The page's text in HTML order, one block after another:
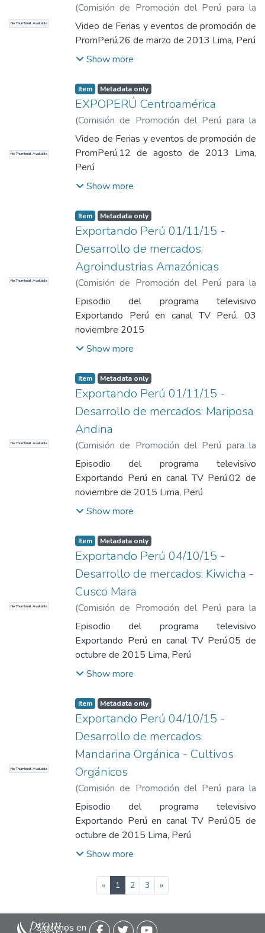
No Thumbnail Available
(Comisión de Promoción del Perú para la
Exportación y el Turismo, 2013-03-26)
Comisión de Promoción del Perú para la
Video de Ferias y eventos de promoción de
PromPerú.26 de marzo de 2013 Lima, Perú
Show more
No Thumbnail Available
Item Metadata only
EXPOPERÚ Centroamérica
(Comisión de Promoción del Perú para la
Exportación y el Turismo, 2013-11-12)
Comisión de Promoción del Perú para la
Exportación y el Turismo
Video de Ferias y eventos de promoción de
PromPerú.12 de agosto de 2013 Lima,
Perú
Show more
No Thumbnail Available
Item Metadata only
Exportando Perú 01/11/15 -
Desarrollo de mercados:
Agroindustrias Amazónicas
(Comisión de Promoción del Perú para la
Exportación y el Turismo,2015-11-03)
Comisión de Promoción del Perú para la
Exportación y el Turismo
Episodio del programa televisivo
Exportando Perú en canal TV Perú. 03
noviembre 2015
Show more
No Thumbnail Available
Item Metadata only
Exportando Perú 01/11/15 -
Desarrollo de mercados: Mariposa
Andina
(Comisión de Promoción del Perú para la
Exportación y el Turismo,2015-11-02)
Comisión de Promoción del Perú para la
Exportación y el Turismo
Episodio del programa televisivo
Exportando Perú en canal TV Perú.02 de
noviembre de 2015 Lima, Perú
Show more
No Thumbnail Available
Item Metadata only
Exportando Perú 04/10/15 -
Desarrollo de mercados: Kiwicha -
Cusco Mara
(Comisión de Promoción del Perú para la
Exportación y el Turismo,2015-10-05)
Comisión de Promoción del Perú para la
Exportación y el Turismo
Episodio del programa televisivo
Exportando Perú en canal TV Perú.05 de
octubre de 2015 Lima, Perú
Show more
No Thumbnail Available
Item Metadata only
Exportando Perú 04/10/15 -
Desarrollo de mercados:
Mandarina Orgánica - Cultivos
Orgánicos
(Comisión de Promoción del Perú para la
Exportación y el Turismo,2015-10-05)
Comisión de Promoción del Perú para la
Exportación y el Turismo
Episodio del programa televisivo
Exportando Perú en canal TV Perú.05 de
octubre de 2015 Lima, Perú
Show more
« 1 (current)
2 3 »
Siguenos en